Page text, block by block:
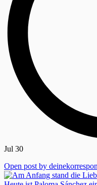
Jul 30
Open post by